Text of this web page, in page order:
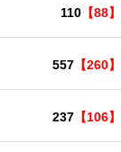
【88】
110
【260】
557
【106】
237